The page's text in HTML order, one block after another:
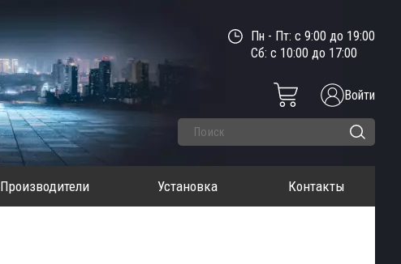
Пн - Пт: с 9:00 до 19:00
Сб: с 10:00 до 17:00
Войти
Производители Установка Контакты